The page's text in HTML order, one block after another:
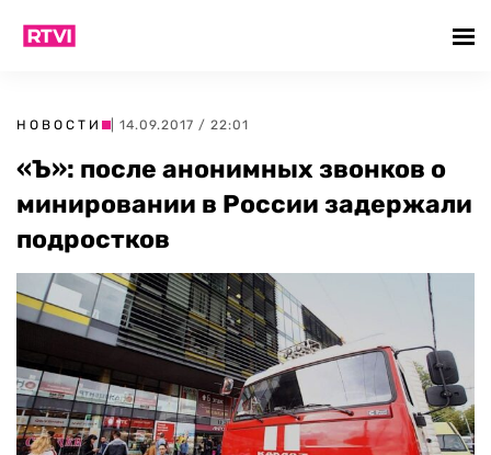
НОВОСТИ | 14.09.2017 / 22:01
«Ъ»: после анонимных звонков о
минировании в России задержали
подростков